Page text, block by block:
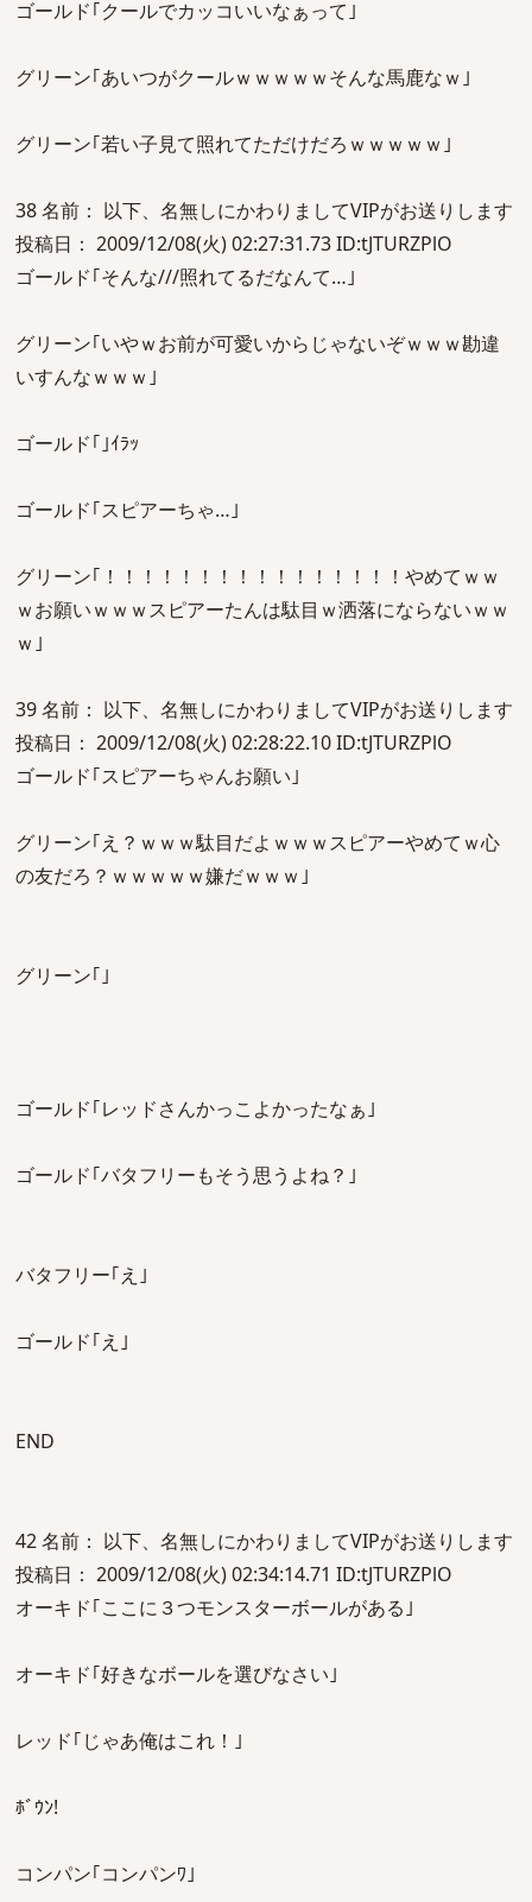
ゴールド｢クールでカッコいいなぁって｣
グリーン｢あいつがクールｗｗｗｗｗそんな馬鹿なｗ｣
グリーン｢若い子見て照れてただけだろｗｗｗｗｗ｣
38 名前： 以下、名無しにかわりましてVIPがお送りします
投稿日： 2009/12/08(火) 02:27:31.73 ID:tJTURZPlO
ゴールド｢そんな///照れてるだなんて…｣
グリーン｢いやｗお前が可愛いからじゃないぞｗｗｗ勘違
いすんなｗｗｗ｣
ゴールド｢｣ｲﾗｯ
ゴールド｢スピアーちゃ…｣
グリーン｢！！！！！！！！！！！！！！！！やめてｗｗ
ｗお願いｗｗｗスピアーたんは駄目ｗ洒落にならないｗｗ
ｗ｣
39 名前： 以下、名無しにかわりましてVIPがお送りします
投稿日： 2009/12/08(火) 02:28:22.10 ID:tJTURZPlO
ゴールド｢スピアーちゃんお願い｣
グリーン｢え？ｗｗｗ駄目だよｗｗｗスピアーやめてｗ心
の友だろ？ｗｗｗｗｗ嫌だｗｗｗ｣
グリーン｢｣
ゴールド｢レッドさんかっこよかったなぁ｣
ゴールド｢バタフリーもそう思うよね？｣
バタフリー｢え｣
ゴールド｢え｣
END
42 名前： 以下、名無しにかわりましてVIPがお送りします
投稿日： 2009/12/08(火) 02:34:14.71 ID:tJTURZPlO
オーキド｢ここに３つモンスターボールがある｣
オーキド｢好きなボールを選びなさい｣
レッド｢じゃあ俺はこれ！｣
ﾎﾞｳﾝ!
コンパン｢コンパンﾜ｣